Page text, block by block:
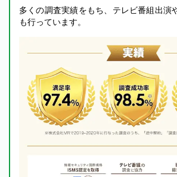
多くの調査実績をもち、テレビ番組出演
も行っています。